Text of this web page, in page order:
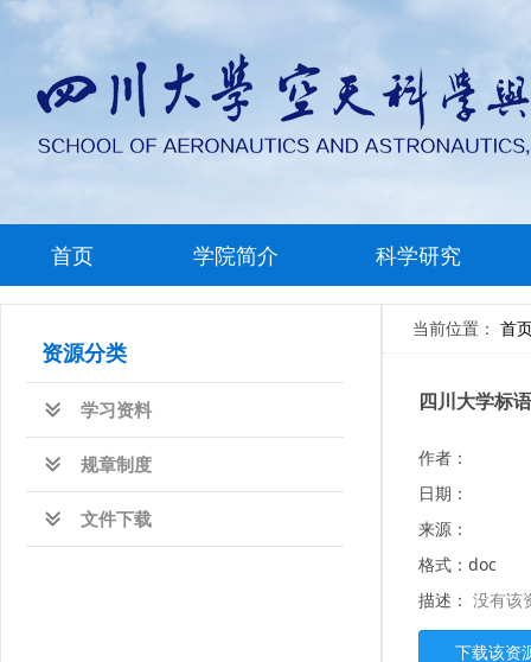
首页 学院简介 科学研究
资源分类
学习资料
规章制度
文件下载
当前位置： 首
四川大学标
作者：
日期：
来源：
格式：doc
描述： 没有该